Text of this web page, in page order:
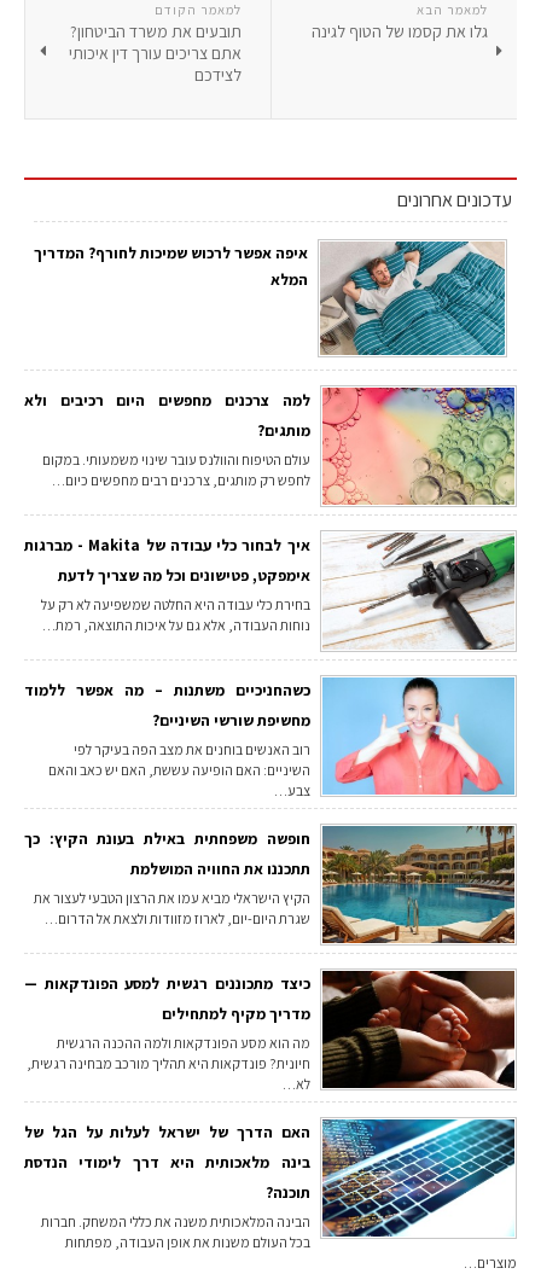
למאמר הקודם
תובעים את משרד הביטחון?
אתם צריכים עורך דין איכותי
לצידכם
למאמר הבא
גלו את קסמו של הטוף לגינה
עדכונים אחרונים
איפה אפשר לרכוש שמיכות לחורף? המדריך
המלא
למה צרכנים מחפשים היום רכיבים ולא
מותגים?
עולם הטיפוח והוולנס עובר שינוי משמעותי. במקום
לחפש רק מותגים, צרכנים רבים מחפשים כיום…
איך לבחור כלי עבודה של Makita - מברגות
אימפקט, פטישונים וכל מה שצריך לדעת
בחירת כלי עבודה היא החלטה שמשפיעה לא רק על
נוחות העבודה, אלא גם על איכות התוצאה, רמת…
כשהחניכיים משתנות – מה אפשר ללמוד
מחשיפת שורשי השיניים?
רוב האנשים בוחנים את מצב הפה בעיקר לפי
השיניים: האם הופיעה עששת, האם יש כאב והאם
צבע…
חופשה משפחתית באילת בעונת הקיץ: כך
תתכננו את החוויה המושלמת
הקיץ הישראלי מביא עמו את הרצון הטבעי לעצור את
שגרת היום-יום, לארוז מזוודות ולצאת אל הדרום…
כיצד מתכוננים רגשית למסע הפונדקאות —
מדריך מקיף למתחילים
מה הוא מסע הפונדקאות ולמה ההכנה הרגשית
חיונית? פונדקאות היא תהליך מורכב מבחינה רגשית,
לא…
האם הדרך של ישראל לעלות על הגל של
בינה מלאכותית היא דרך לימודי הנדסת
תוכנה?
הבינה המלאכותית משנה את כללי המשחק. חברות
בכל העולם משנות את אופן העבודה, מפתחות
מוצרים…